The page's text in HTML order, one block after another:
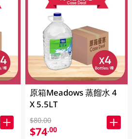
原箱Meadows 蒸餾水 4
X 5.5LT
$80.00
$74.00